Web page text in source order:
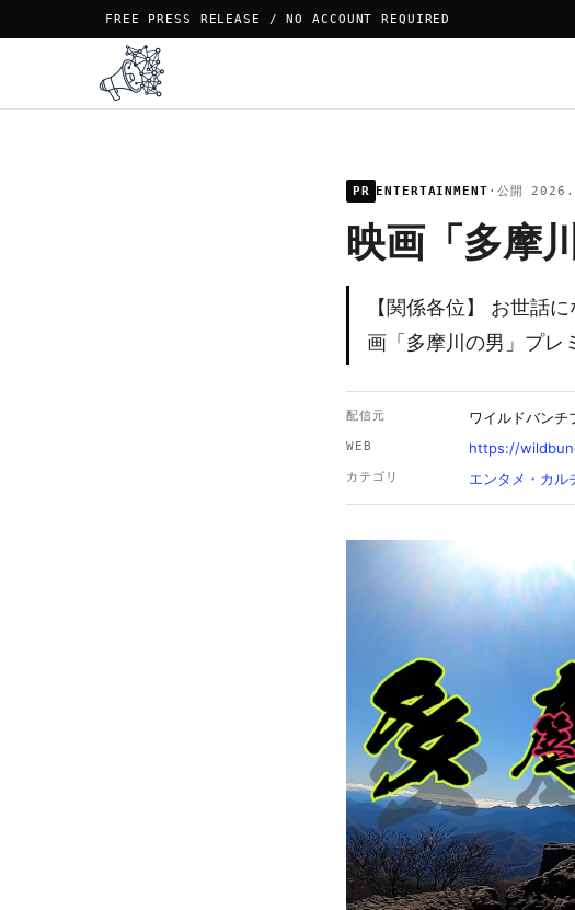
FREE PRESS RELEASE / NO ACCOUNT REQUIRED
PR ENTERTAINMENT · 公開
映画「多摩
【関係各位】 お世話
画「多摩川の男」プレ
配信元 ワイルドバンチ
WEB https://
カテゴリ エンタメ・カル